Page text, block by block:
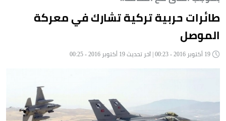
طائرات حربية تركية تشارك في معركة
الموصل